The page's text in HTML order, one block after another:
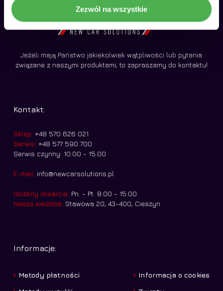
Zezwól na wszystkie
Jeżeli mają Państwo jakiekolwiek wątpliwości lub pytania
związane z naszymi produktami, to zapraszamy do kontaktu!
Kontakt:
Sklep: +48 570 626 021
Serwis: +48 577 590 700
Serwis czynny: 10:00 - 15:00
E-mail: info@newcarsolutions.pl
Godziny otwarcia: Pn. - Pt. 8:00 - 15:00
Nasza siedziba: Stawowa 20, 43-400, Cieszyn
Informacje:
Metody płatności
Informacja o cookies